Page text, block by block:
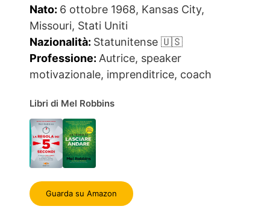
Nato: 6 ottobre 1968, Kansas City,
Missouri, Stati Uniti
Nazionalità: Statunitense 🇺🇸
Professione: Autrice, speaker
motivazionale, imprenditrice, coach
Libri di Mel Robbins
Guarda su Amazon